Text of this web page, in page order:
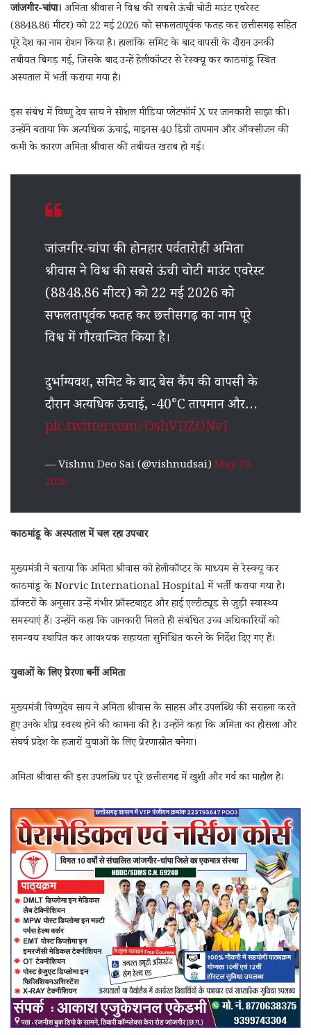
जांजगीर-चांपा। अमिता श्रीवास ने विश्व की सबसे ऊंची चोटी माउंट एवरेस्ट
(8848.86 मीटर) को 22 मई 2026 को सफलतापूर्वक फतह कर छत्तीसगढ़ सहित
पूरे देश का नाम रोशन किया है। हालांकि समिट के बाद वापसी के दौरान उनकी
तबीयत बिगड़ गई, जिसके बाद उन्हें हेलीकॉप्टर से रेस्क्यू कर काठमांडू स्थित
अस्पताल में भर्ती कराया गया है।
इस संबंध में विष्णु देव साय ने सोशल मीडिया प्लेटफॉर्म X पर जानकारी साझा की।
उन्होंने बताया कि अत्यधिक ऊंचाई, माइनस 40 डिग्री तापमान और ऑक्सीजन की
कमी के कारण अमिता श्रीवास की तबीयत खराब हो गई।
जांजगीर-चांपा की होनहार पर्वतारोही अमिता
श्रीवास ने विश्व की सबसे ऊंची चोटी माउंट एवरेस्ट
(8848.86 मीटर) को 22 मई 2026 को
सफलतापूर्वक फतह कर छत्तीसगढ़ का नाम पूरे
विश्व में गौरवान्वित किया है।
दुर्भाग्यवश, समिट के बाद बेस कैंप की वापसी के
दौरान अत्यधिक ऊंचाई, -40°C तापमान और…
pic.twitter.com/OshVDZONvI
— Vishnu Deo Sai (@vishnudsai)May 24,
2026
काठमांडू के अस्पताल में चल रहा उपचार
मुख्यमंत्री ने बताया कि अमिता श्रीवास को हेलीकॉप्टर के माध्यम से रेस्क्यू कर
काठमांडू के Norvic International Hospital में भर्ती कराया गया है।
डॉक्टरों के अनुसार उन्हें गंभीर फ्रॉस्टबाइट और हाई एल्टीट्यूड से जुड़ी स्वास्थ्य
समस्याएं हैं। उन्होंने कहा कि जानकारी मिलते ही संबंधित उच्च अधिकारियों को
समन्वय स्थापित कर आवश्यक सहायता सुनिश्चित करने के निर्देश दिए गए हैं।
युवाओं के लिए प्रेरणा बनीं अमिता
मुख्यमंत्री विष्णुदेव साय ने अमिता श्रीवास के साहस और उपलब्धि की सराहना करते
हुए उनके शीघ्र स्वस्थ होने की कामना की है। उन्होंने कहा कि अमिता का हौसला और
संघर्ष प्रदेश के हजारों युवाओं के लिए प्रेरणास्रोत बनेगा।
अमिता श्रीवास की इस उपलब्धि पर पूरे छत्तीसगढ़ में खुशी और गर्व का माहौल है।